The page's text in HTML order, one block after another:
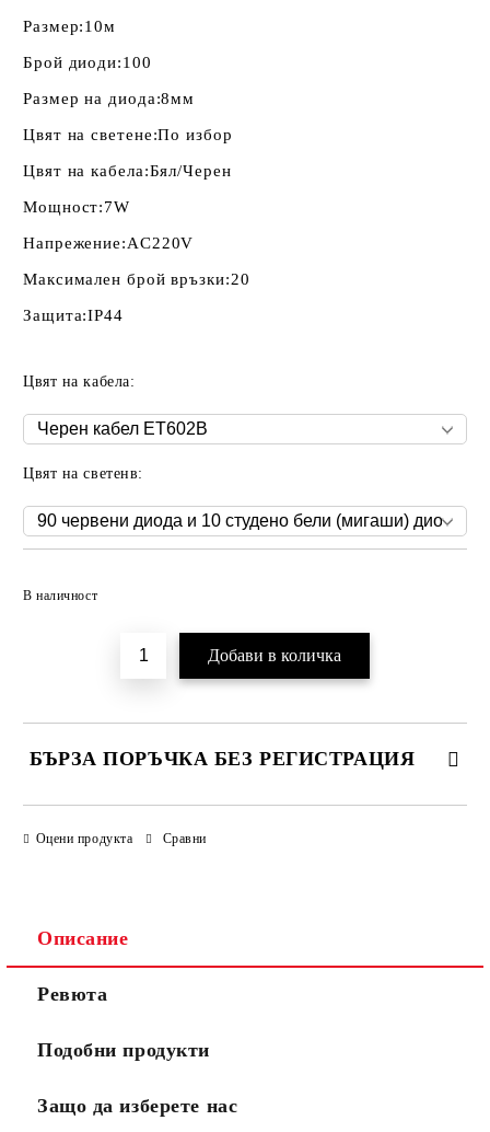
Размер:10м
Брой диоди:100
Размер на диода:8мм
Цвят на светене:По избор
Цвят на кабела:Бял/Черен
Мощност:7W
Напрежение:AC220V
Максимален брой връзки:20
Защита:IP44
Цвят на кабела:
Цвят на светенв:
В наличност
БЪРЗА ПОРЪЧКА БЕЗ РЕГИСТРАЦИЯ
Моля, проверете дали сте изписали правилно
"Купи сега", Вие се съгласявате с
Оцени продукта Сравни
Описание
Ревюта
Подобни продукти
Защо да изберете нас